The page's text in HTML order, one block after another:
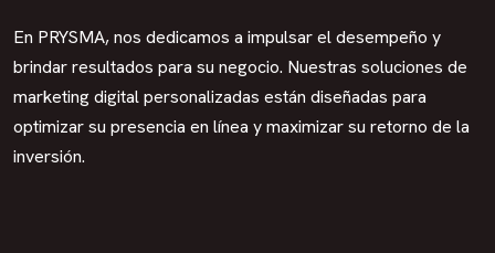
En PRYSMA, nos dedicamos a impulsar el desempeño y
brindar resultados para su negocio. Nuestras soluciones de
marketing digital personalizadas están diseñadas para
optimizar su presencia en línea y maximizar su retorno de la
inversión.